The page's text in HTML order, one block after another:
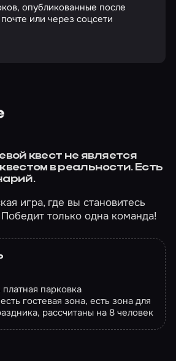
опубликованные после
или через соцсети
квест не является
в реальности. Есть
игра, где вы становитесь
только одна команда!
парковка
гостевая зона, есть зона для
рассчитаны на 8 человек